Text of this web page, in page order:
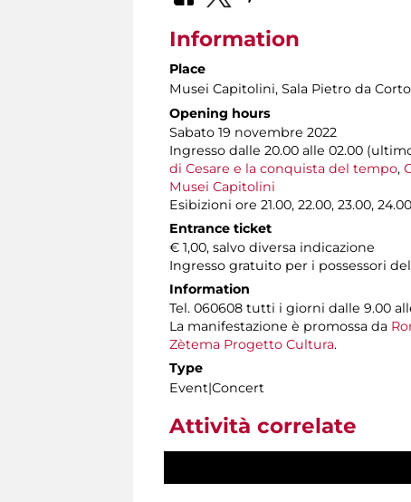
Information
Place
Musei Capitolini, Sala Pietro da
Opening hours
Sabato 19 novembre 2022
Ingresso dalle 20.00 alle 02.00
di Cesare e la conquista del tempo,
Musei Capitolini
Esibizioni ore 21.00, 22.00, 23.00,
Entrance ticket
€ 1,00, salvo diversa indicazione
Ingresso gratuito per i possessori
Information
Tel. 060608 tutti i giorni dalle 9.00
La manifestazione è promossa da
Zètema Progetto Cultura.
Type
Event|Concert
Attività correlate